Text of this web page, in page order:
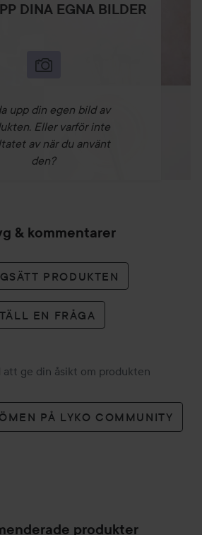
DINA EGNA BILDER
upp din egen bild av
Eller varför inte
av när du använt
den?
& kommentarer
PRODUKTEN
EN FRÅGA
att ge din åsikt om produkten
PÅ LYKO COMMUNITY
produkter